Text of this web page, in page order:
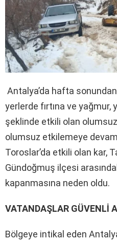
Antalya’da hafta
yerlerde fırtına ve
şeklinde etkili olan
olumsuz etkilemeye
Toroslar’da etkili olan kar,
Gündoğmuş ilçesi
kapanmasına neden oldu.
VATANDAŞLAR GÜVENLİ
Bölgeye intikal eden